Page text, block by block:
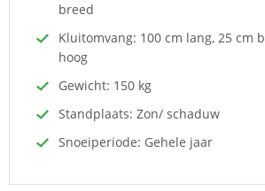
breed
Kluitomvang: 100 cm lang, 25 cm
hoog
Gewicht: 150 kg
Standplaats: Zon/ schaduw
Snoeiperiode: Gehele jaar